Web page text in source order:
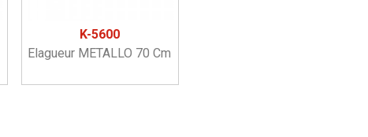
K-5600
Elagueur METALLO 70 Cm